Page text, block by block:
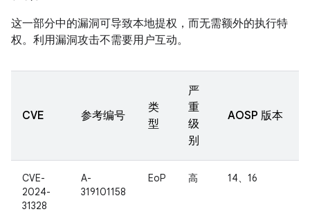
这一部分中的漏洞可导致本地提权，而无需额外的执行特
权。利用漏洞攻击不需要用户互动。
CVE 参考编号
类
型
严
重
级
别
AOSP 版本
CVE-
2024-
31328
A-
319101158
EoP 高 14、16